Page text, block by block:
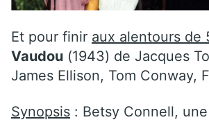
Et pour finir aux alentours de
Vaudou (1943) de Jacques
James Ellison, Tom Conway,
Synopsis : Betsy Connell,